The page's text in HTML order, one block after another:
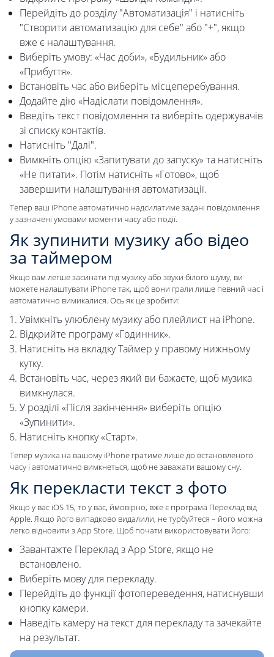
Перейдіть до розділу "Автоматизація" і натисніть
"Створити автоматизацію для себе" або "+", якщо
вже є налаштування.
Виберіть умову: «Час доби», «Будильник» або
«Прибуття».
Встановіть час або виберіть місцеперебування.
Додайте дію «Надіслати повідомлення».
Введіть текст повідомлення та виберіть одержувачів
зі списку контактів.
Натисніть "Далі".
Вимкніть опцію «Запитувати до запуску» та натисніть
«Не питати». Потім натисніть «Готово», щоб
завершити налаштування автоматизації.
Тепер ваш iPhone автоматично надсилатиме задані повідомлення
у зазначені умовами моменти часу або події.
Як зупинити музику або відео
за таймером
Якщо вам легше засинати під музику або звуки білого шуму, ви
можете налаштувати iPhone так, щоб вони грали лише певний час і
автоматично вимикалися. Ось як це зробити:
Увімкніть улюблену музику або плейлист на iPhone.
Відкрийте програму «Годинник».
Натисніть на вкладку Таймер у правому нижньому
кутку.
Встановіть час, через який ви бажаєте, щоб музика
вимкнулася.
У розділі «Після закінчення» виберіть опцію
«Зупинити».
Натисніть кнопку «Старт».
Тепер музика на вашому iPhone гратиме лише до встановленого
часу і автоматично вимкнеться, щоб не заважати вашому сну.
Як перекласти текст з фото
Якщо у вас iOS 15, то у вас, ймовірно, вже є програма Переклад від
Apple. Якщо його випадково видалили, не турбуйтеся – його можна
легко відновити з App Store. Щоб почати використовувати його:
Завантажте Переклад з App Store, якщо не
встановлено.
Виберіть мову для перекладу.
Перейдіть до функції фотопереведення, натиснувши
кнопку камери.
Наведіть камеру на текст для перекладу та зачекайте
на результат.